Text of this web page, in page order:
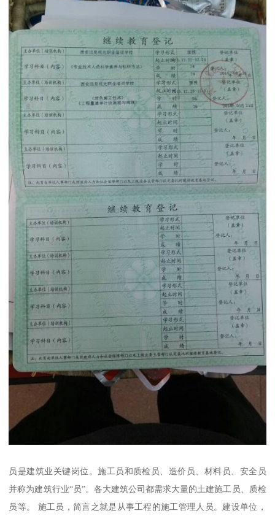
员是建筑业关键岗位。施工员和质检员、造价员、材料员、安全员
并称为建筑行业“员”。各大建筑公司都需求大量的土建施工员、质检
员等。 施工员，简言之就是从事工程的施工管理人员。建设单位，